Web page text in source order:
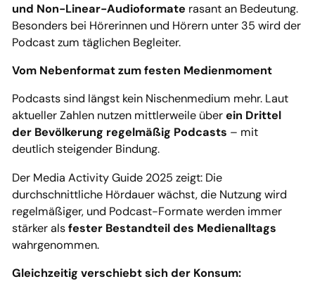
und Non-Linear-Audioformate rasant an Bedeutung.
Besonders bei Hörerinnen und Hörern unter 35 wird der
Podcast zum täglichen Begleiter.
Vom Nebenformat zum festen Medienmoment
Podcasts sind längst kein Nischenmedium mehr. Laut
aktueller Zahlen nutzen mittlerweile überein Drittel
der Bevölkerung regelmäßig Podcasts – mit
deutlich steigender Bindung.
Der Media Activity Guide 2025 zeigt: Die
durchschnittliche Hördauer wächst, die Nutzung wird
regelmäßiger, und Podcast-Formate werden immer
stärker alsfester Bestandteil des Medienalltags
wahrgenommen.
Gleichzeitig verschiebt sich der Konsum: